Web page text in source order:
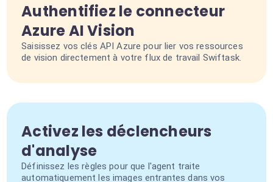
Authentifiez le connecteur
Azure AI Vision
Saisissez vos clés API Azure pour lier vos ressources
de vision directement à votre flux de travail Swiftask.
Activez les déclencheurs
d'analyse
Définissez les règles pour que l'agent traite
automatiquement les images entrantes dans vos